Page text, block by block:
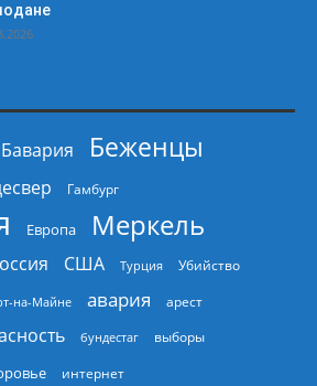
Бавария
Беженцы
Гамбург
Европа Меркель
США Турция Убийство
на-Майне авария арест
бундестаг выборы
интернет